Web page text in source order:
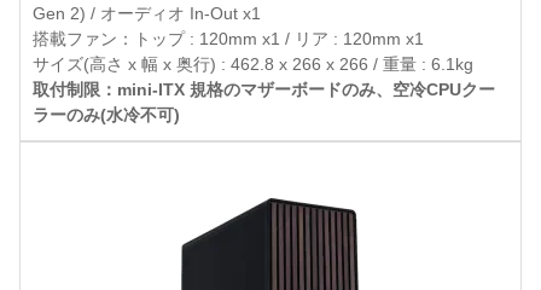
Gen 2) / オーディオ In-Out x1
搭載ファン：トップ : 120mm x1 / リア : 120mm x1
サイズ(高さ x 幅 x 奥行) : 462.8 x 266 x 266 / 重量 : 6.1kg
取付制限：mini-ITX 規格のマザーボードのみ、空冷CPUクー
ラーのみ(水冷不可)